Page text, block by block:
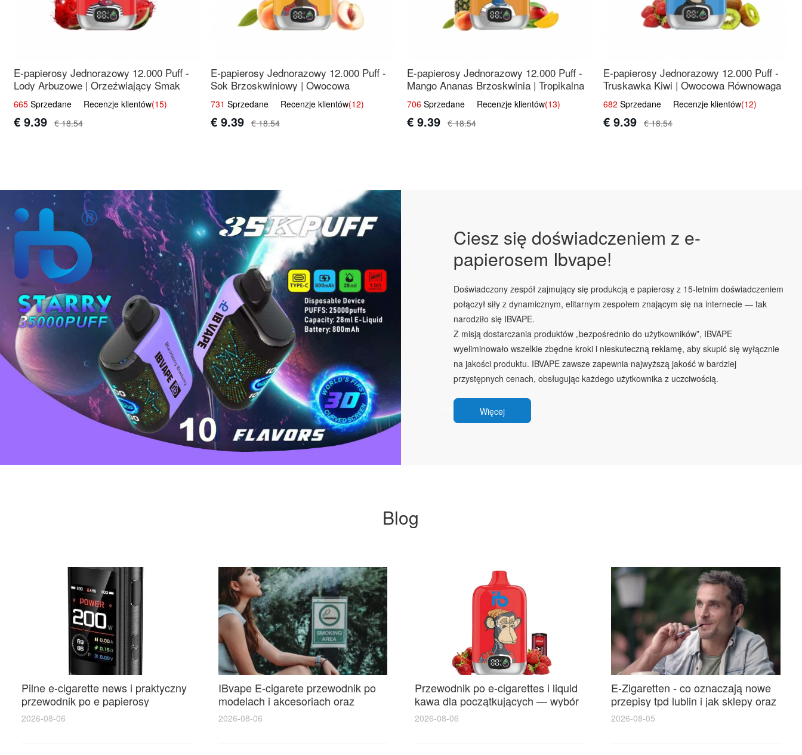
E-papierosy Jednorazowy 12.000 Puff -
Lody Arbuzowe | Orzeźwiający Smak
665 Sprzedane Recenzje klientów(15)
€ 9.39 € 18.54
E-papierosy Jednorazowy 12.000 Puff -
Sok Brzoskwiniowy | Owocowa
Świeżość
731 Sprzedane Recenzje klientów(12)
€ 9.39 € 18.54
E-papierosy Jednorazowy 12.000 Puff -
Mango Ananas Brzoskwinia | Tropikalna
Mieszanka
706Sprzedane Recenzje klientów(13)
€ 9.39 € 18.54
E-papierosy Jednorazowy 12.000 Puff -
Truskawka Kiwi | Owocowa Równowaga
682 Sprzedane Recenzje klientów(12)
€ 9.39 € 18.54
Ciesz się doświadczeniem z e-
papierosem Ibvape!
Doświadczony zespół zajmujący się produkcją e papierosy z 15-letnim doświadczeniem
połączył siły z dynamicznym, elitarnym zespołem znającym się na internecie — tak
narodziło się IBVAPE.
Z misją dostarczania produktów „bezpośrednio do użytkowników”, IBVAPE
wyeliminowało wszelkie zbędne kroki i nieskuteczną reklamę, aby skupić się wyłącznie
na jakości produktu. IBVAPE zawsze zapewnia najwyższą jakość w bardziej
przystępnych cenach, obsługując każdego użytkownika z uczciwością.
Więcej
Blog
Pilne e-cigarette news i praktyczny
przewodnik po e papierosy
jednorazowe dla początkujących
2026-08-06
IBvape E-cigarete przewodnik po
modelach i akcesoriach oraz
najlepsze oferty akumulatory
siemianowice na każdą kieszeń
2026-08-06
Przewodnik po e-cigarettes i liquid
kawa dla początkujących — wybór
smaków, mocy i bezpieczeństwa
2026-08-06
E-Zigaretten - co oznaczają nowe
przepisy tpd lublin i jak sklepy oraz
użytkownicy powinni się
przygotować
2026-08-05